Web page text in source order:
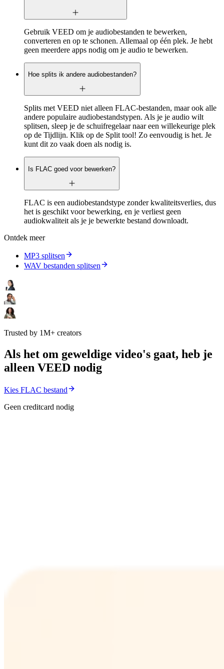
Gebruik VEED om je audiobestanden te bewerken,
converteren en op te schonen. Allemaal op één plek. Je hebt
geen meerdere apps nodig om je audio te bewerken.
Hoe splits ik andere audiobestanden?
Splits met VEED niet alleen FLAC-bestanden, maar ook alle
andere populaire audiobestandstypen. Als je je audio wilt
splitsen, sleep je de schuifregelaar naar een willekeurige plek
op de Tijdlijn. Klik op de Split tool! Zo eenvoudig is het. Je
kunt dit zo vaak doen als nodig is.
Is FLAC goed voor bewerken?
FLAC is een audiobestandstype zonder kwaliteitsverlies, dus
het is geschikt voor bewerking, en je verliest geen
audiokwaliteit als je je bewerkte bestand downloadt.
Ontdek meer
MP3 splitsen
WAV bestanden splitsen
Trusted by 1M+ creators
Als het om geweldige video's gaat, heb je
alleen VEED nodig
Kies FLAC bestand
Geen creditcard nodig